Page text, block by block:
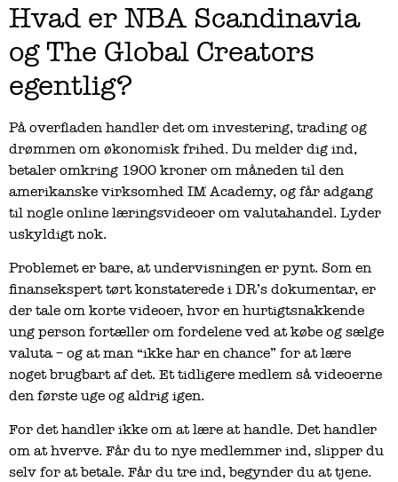
Hvad er NBA Scandinavia
og The Global Creators
egentlig?
På overfladen handler det om investering, trading og
drømmen om økonomisk frihed. Du melder dig ind,
betaler omkring 1900 kroner om måneden til den
amerikanske virksomhed IM Academy, og får adgang
til nogle online læringsvideoer om valutahandel. Lyder
uskyldigt nok.
Problemet er bare, at undervisningen er pynt. Som en
finansekspert tørt konstaterede i DR’s dokumentar, er
der tale om korte videoer, hvor en hurtigtsnakkende
ung person fortæller om fordelene ved at købe og sælge
valuta – og at man “ikke har en chance” for at lære
noget brugbart af det. Et tidligere medlem så videoerne
den første uge og aldrig igen.
For det handler ikke om at lære at handle. Det handler
om at hverve. Får du to nye medlemmer ind, slipper du
selv for at betale. Får du tre ind, begynder du at tjene.